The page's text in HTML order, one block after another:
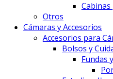
Otros
Cámaras y Accesorios
Accesorios para
Bolsos y
Fundas